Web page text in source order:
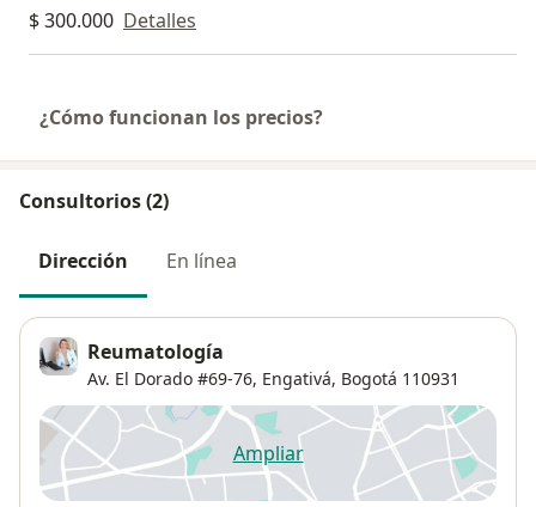
$ 300.000 Detalles
¿Cómo funcionan los precios?
Consultorios (2)
Dirección En línea
Reumatología
Av. El Dorado #69-76, Engativá, Bogotá 110931
Ampliarse abre en una nueva